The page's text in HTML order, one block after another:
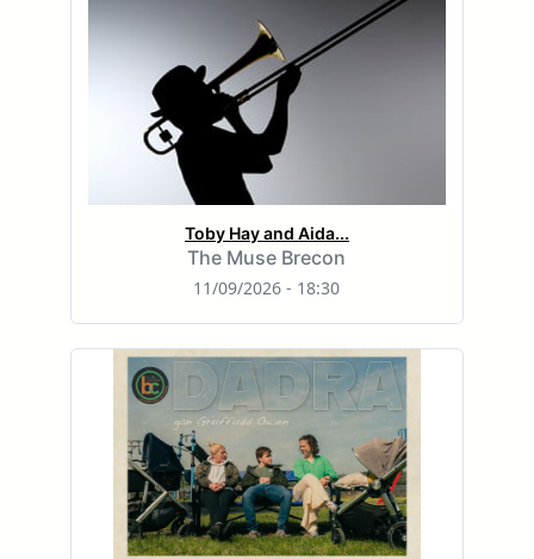
Toby Hay and Aida...
The Muse Brecon
11/09/2026 - 18:30